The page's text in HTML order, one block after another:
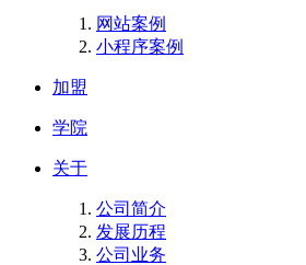
网站案例
小程序案例
加盟
学院
关于
公司简介
发展历程
公司业务